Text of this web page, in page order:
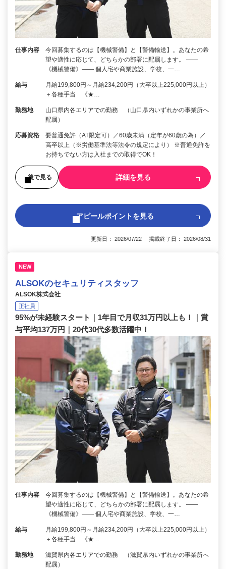
仕事内容
今回募集するのは【機械警備】と【警備輸送】。あなたの希
望や適性に応じて、どちらかの部署に配属します。 ――
《機械警備》―― 個人宅や商業施設、学校、一…
給与
月給199,800円～月給234,200円（大卒以上225,000円以上）
＋各種手当 《★…
勤務地
山口県内各エリアでの勤務 （山口県内いずれかの事業所へ
配属）
応募資格
要普通免許（AT限定可）／60歳未満（定年が60歳の為）／
高卒以上（※労働基準法等法令の規定により） ※普通免許を
お持ちでない方は入社までの取得でOK！
後で見る 詳細を見る
アピールポイントを見る
更新日： 2026/07/22 掲載終了日： 2026/08/31
NEW
ALSOKのセキュリティスタッフ
ALSOK株式会社
正社員
95%が未経験スタート｜1年目で月収31万円以上も！｜賞
与平均137万円｜20代30代多数活躍中！
仕事内容
今回募集するのは【機械警備】と【警備輸送】。あなたの希
望や適性に応じて、どちらかの部署に配属します。 ――
《機械警備》―― 個人宅や商業施設、学校、一…
給与
月給199,800円～月給234,200円（大卒以上225,000円以上）
＋各種手当 《★…
勤務地
滋賀県内各エリアでの勤務 （滋賀県内いずれかの事業所へ
配属）